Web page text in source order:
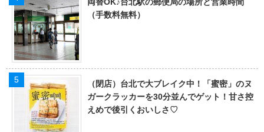
（手数料無料）
（閉店）台北で大ブレイク中！「蜜密」のヌ
ガークラッカーを30分並んでゲット！甘さ控
えめで後引くおいしさ♡